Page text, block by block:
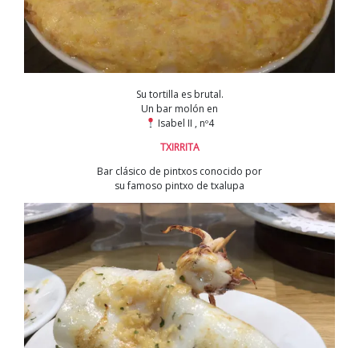
Su tortilla es brutal.
Un bar molón en
Isabel II , nº4
TXIRRITA
Bar clásico de pintxos conocido por
su famoso pintxo de txalupa